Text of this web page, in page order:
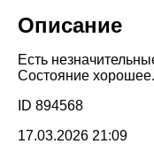
Описание
Есть
Состояние
ID 894568
17.03.2026 21:09